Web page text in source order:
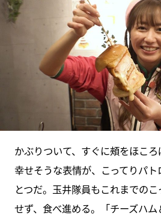
かぶりついて、すぐに頰をほこ
幸せそうな表情が、こってりパ
とつだ。玉井隊員もこれまでの
せず、食べ進める。「チーズハ